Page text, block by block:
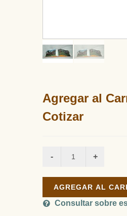
Agregar al
Cotizar
AGREGAR AL
Consultar sobre